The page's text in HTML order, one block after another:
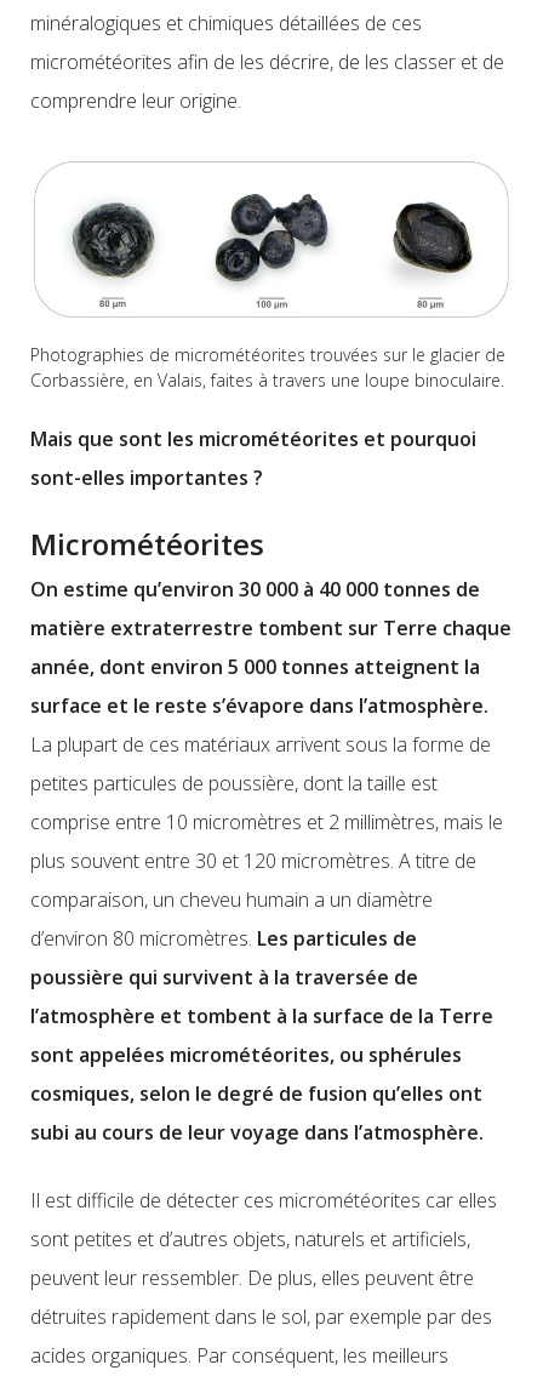
minéralogiques et chimiques détaillées de ces
micrométéorites afin de les décrire, de les classer et de
comprendre leur origine.
Photographies de micrométéorites trouvées sur le glacier de
Corbassière, en Valais, faites à travers une loupe binoculaire.
Mais que sont les micrométéorites et pourquoi
sont-elles importantes ?
Micrométéorites
On estime qu’environ 30 000 à 40 000 tonnes de
matière extraterrestre tombent sur Terre chaque
année, dont environ 5 000 tonnes atteignent la
surface et le reste s’évapore dans l’atmosphère.
La plupart de ces matériaux arrivent sous la forme de
petites particules de poussière, dont la taille est
comprise entre 10 micromètres et 2 millimètres, mais le
plus souvent entre 30 et 120 micromètres. A titre de
comparaison, un cheveu humain a un diamètre
d’environ 80 micromètres. Les particules de
poussière qui survivent à la traversée de
l’atmosphère et tombent à la surface de la Terre
sont appelées micrométéorites, ou sphérules
cosmiques, selon le degré de fusion qu’elles ont
subi au cours de leur voyage dans l’atmosphère.
Il est difficile de détecter ces micrométéorites car elles
sont petites et d’autres objets, naturels et artificiels,
peuvent leur ressembler. De plus, elles peuvent être
détruites rapidement dans le sol, par exemple par des
acides organiques. Par conséquent, les meilleurs